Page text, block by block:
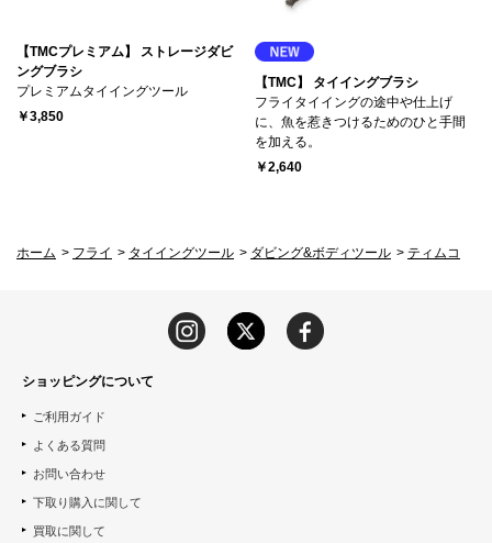
【TMCプレミアム】 ストレージダビ
ングブラシ
プレミアムタイイングツール
￥3,850
【TMC】 タイイングブラシ
フライタイイングの途中や仕上げ
に、魚を惹きつけるためのひと手間
を加える。
￥2,640
ホーム > フライ > タイイングツール > ダビング&ボディツール > ティムコ
ショッピングについて
ご利用ガイド
よくある質問
お問い合わせ
下取り購入に関して
買取に関して